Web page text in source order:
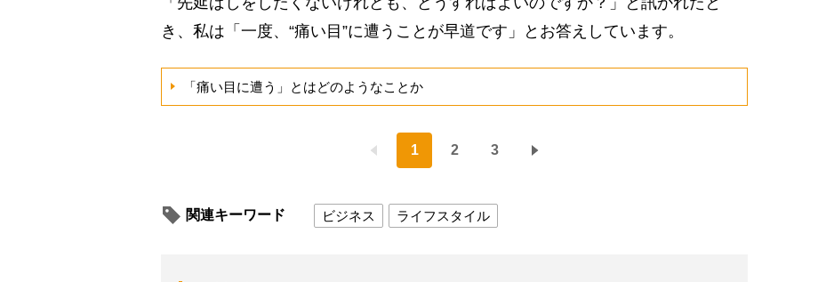
き、私は「一度、“痛い目”に遭うことが早道です」とお答えしています。
「痛い目に遭う」とはどのようなことか
1 2 3
関連キーワード ビジネス ライフスタイル